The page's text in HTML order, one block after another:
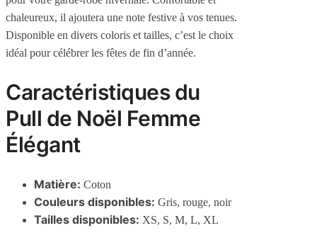
chaleureux, il ajoutera une note festive à vos tenues.
Disponible en divers coloris et tailles, c’est le choix
idéal pour célébrer les fêtes de fin d’année.
Caractéristiques du
Pull de Noël Femme
Élégant
Matière: Coton
Couleurs disponibles: Gris, rouge, noir
Tailles disponibles: XS, S, M, L, XL